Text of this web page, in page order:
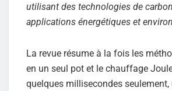
utilisant des technologies de
applications énergétiques et
La revue résume à la fois les
en un seul pot et le chauffage
quelques millisecondes